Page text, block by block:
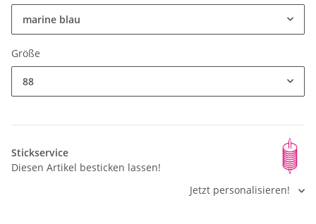
marine blau
Größe
88
Stickservice
Diesen Artikel besticken lassen!
Jetzt personalisieren!